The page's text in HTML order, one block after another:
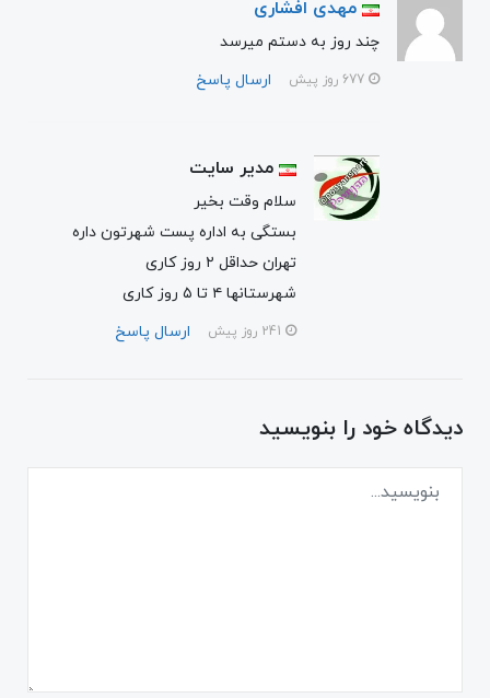
مهدی افشاری
چند روز به دستم میرسد
ارسال پاسخ
مدیر سایت
سلام وقت بخیر
بستگی به اداره پست شهرتون داره
تهران حداقل ۲ روز کاری
شهرستانها ۴ تا ۵ روز کاری
ارسال پاسخ
دیدگاه خود را بنویسید